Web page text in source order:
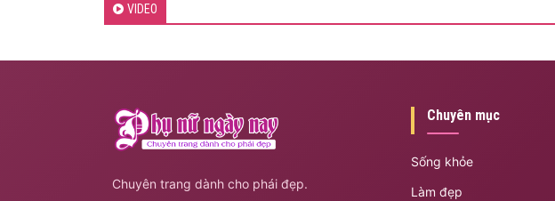
VIDEO
Chuyên trang dành cho phái đẹp.
Chuyên mục
Sống khỏe
Làm đẹp